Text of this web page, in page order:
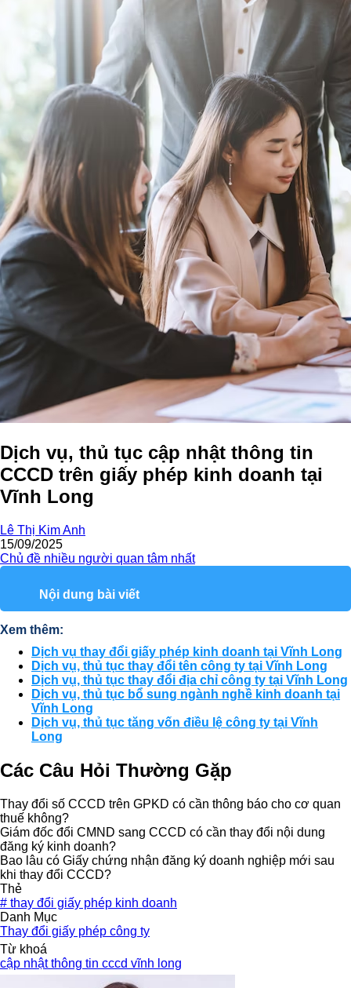
Dịch vụ, thủ tục cập nhật thông tin
CCCD trên giấy phép kinh doanh tại
Vĩnh Long
Lê Thị Kim Anh
15/09/2025
Chủ đề nhiều người quan tâm nhất
Nội dung bài viết
Xem thêm:
Dịch vụ thay đổi giấy phép kinh doanh tại Vĩnh Long
Dịch vụ, thủ tục thay đổi tên công ty tại Vĩnh Long
Dịch vụ, thủ tục thay đổi địa chỉ công ty tại Vĩnh Long
Dịch vụ, thủ tục bổ sung ngành nghề kinh doanh tại
Vĩnh Long
Dịch vụ, thủ tục tăng vốn điều lệ công ty tại Vĩnh
Long
Các Câu Hỏi Thường Gặp
Thay đổi số CCCD trên GPKD có cần thông báo cho cơ quan
thuế không?
Giám đốc đổi CMND sang CCCD có cần thay đổi nội dung
đăng ký kinh doanh?
Bao lâu có Giấy chứng nhận đăng ký doanh nghiệp mới sau
khi thay đổi CCCD?
Thẻ
# thay đổi giấy phép kinh doanh
Danh Mục
Thay đổi giấy phép công ty
Từ khoá
cập nhật thông tin cccd vĩnh long